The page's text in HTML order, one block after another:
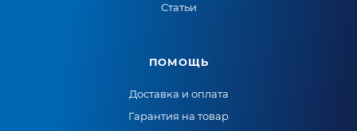
Статьи
ПОМОЩЬ
Доставка и оплата
Гарантия на товар